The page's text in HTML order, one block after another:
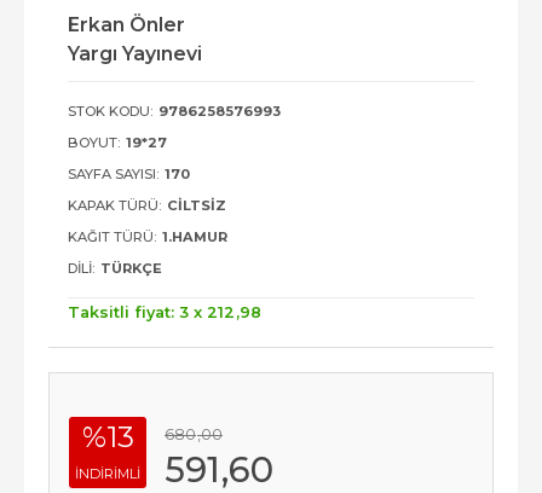
Erkan Önler
Yargı Yayınevi
STOK KODU: 9786258576993
BOYUT: 19*27
SAYFA SAYISI: 170
KAPAK TÜRÜ: CILTSIZ
KAĞIT TÜRÜ: 1.HAMUR
DILI: TÜRKÇE
Taksitli fiyat: 3 x 212 ,98
%13
INDIRIMLI
680,00
591,60